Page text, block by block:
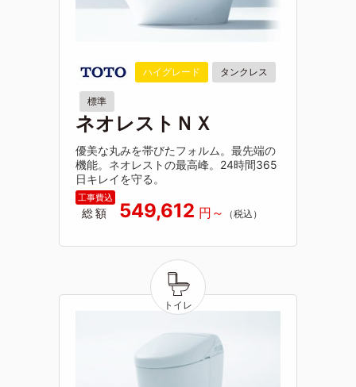
ハイグレード タンクレス
標準
ネオレストＮＸ
優美な丸みを帯びたフォルム。最先端の
機能。ネオレストの最高峰。24時間365
日キレイを守る。
総額 549,612